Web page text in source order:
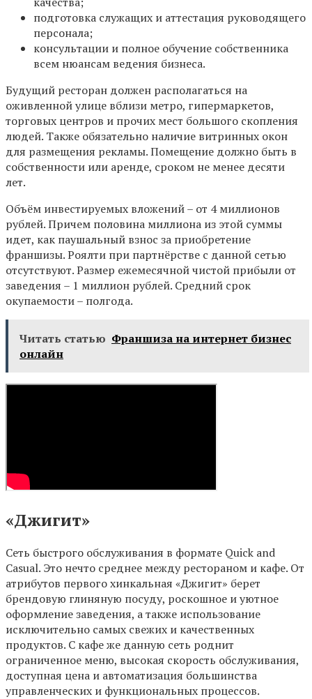
подготовка служащих и аттестация руководящего
персонала;
консультации и полное обучение собственника
всем нюансам ведения бизнеса.
Будущий ресторан должен располагаться на
оживленной улице вблизи метро, гипермаркетов,
торговых центров и прочих мест большого скопления
людей. Также обязательно наличие витринных окон
для размещения рекламы. Помещение должно быть в
собственности или аренде, сроком не менее десяти
лет.
Объём инвестируемых вложений – от 4 миллионов
рублей. Причем половина миллиона из этой суммы
идет, как паушальный взнос за приобретение
франшизы. Роялти при партнёрстве с данной сетью
отсутствуют. Размер ежемесячной чистой прибыли от
заведения – 1 миллион рублей. Средний срок
окупаемости – полгода.
Читать статью Франшиза на интернет бизнес
онлайн
«Джигит»
Сеть быстрого обслуживания в формате Quick and
Casual. Это нечто среднее между рестораном и кафе. От
атрибутов первого хинкальная «Джигит» берет
брендовую глиняную посуду, роскошное и уютное
оформление заведения, а также использование
исключительно самых свежих и качественных
продуктов. С кафе же данную сеть роднит
ограниченное меню, высокая скорость обслуживания,
доступная цена и автоматизация большинства
управленческих и функциональных процессов.